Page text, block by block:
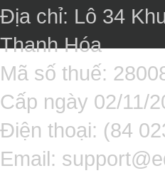
Địa chỉ: Lô 34
Thanh Hóa
Mã số thuế:
Cấp ngày 02/11/
Điện thoại: (84
Email: